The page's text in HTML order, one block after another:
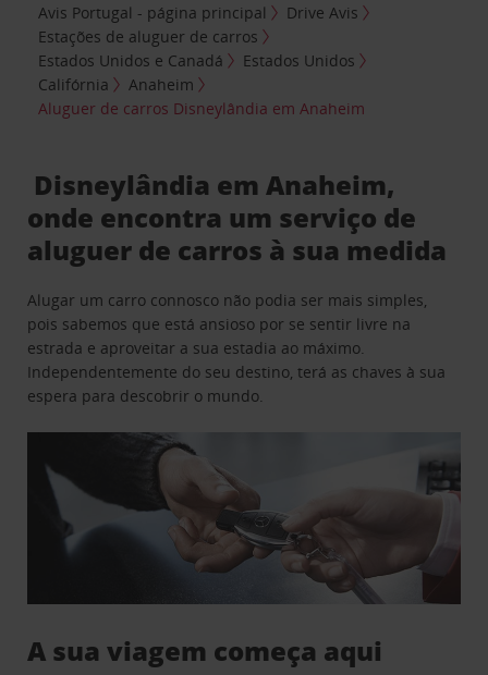
Avis Portugal - página principal
Drive Avis
Estações de aluguer de carros
Estados Unidos e Canadá
Estados Unidos
Califórnia
Anaheim
Aluguer de carros Disneylândia em Anaheim
Disneylândia em Anaheim,
onde encontra um serviço de
aluguer de carros à sua medida
Alugar um carro connosco não podia ser mais simples,
pois sabemos que está ansioso por se sentir livre na
estrada e aproveitar a sua estadia ao máximo.
Independentemente do seu destino, terá as chaves à sua
espera para descobrir o mundo.
A sua viagem começa aqui